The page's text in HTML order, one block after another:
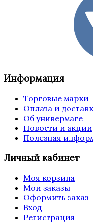
Информация
Торговые марки
Оплата и
Об универмаге
Новости и акции
Полезная
Личный кабинет
Моя корзина
Мои заказы
Оформить заказ
Вход
Регистрация